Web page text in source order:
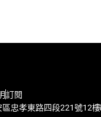
訂閱
忠孝東路四段221號12樓